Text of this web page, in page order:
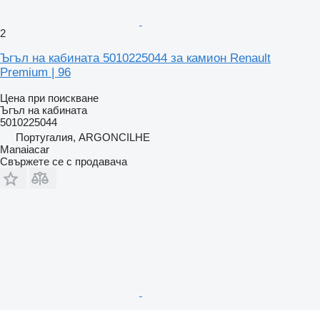
2
Ъгъл на кабината 5010225044 за камион Renault
Premium | 96
Цена при поискване
Ъгъл на кабината
5010225044
Португалия, ARGONCILHE
Manaiacar
Свържете се с продавача